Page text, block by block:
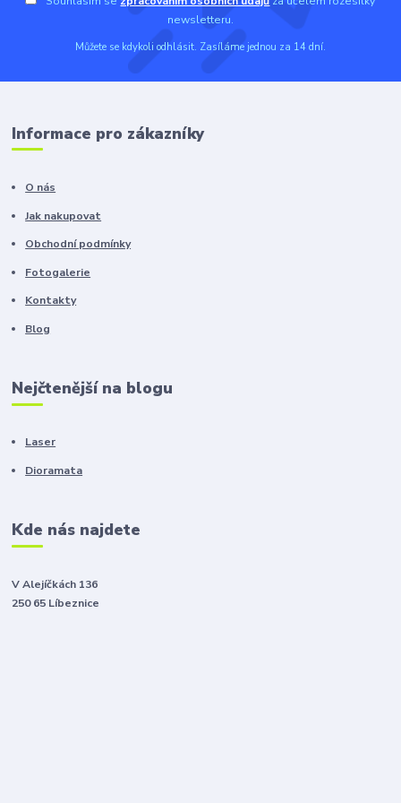
newsletteru.
Můžete se kdykoli odhlásit. Zasíláme jednou za 14 dní.
Informace pro zákazníky
O nás
Jak nakupovat
Obchodní podmínky
Fotogalerie
Kontakty
Blog
Nejčtenější na blogu
Laser
Dioramata
Kde nás najdete
V Alejíčkách 136
250 65 Líbeznice